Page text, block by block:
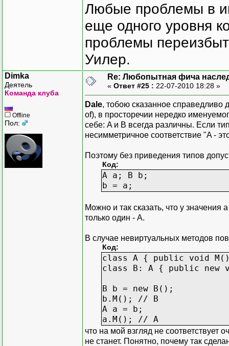
Любые проблемы в
еще одного уровня
проблемы
Уилер.
Dimka
Деятель
Команда клуба
Offline
Пол:
Re: Любопытная фича
« Ответ #25 : 22-07-2010 18:28 »
Dale, тобою сказанное
of), в просторечии нередко
себе: A и B всегда различны. Если
несимметричное соответствие "A -
Поэтому без приведения типов
Код:
A a; B b;
b = a;
Можно и так сказать, что у
только один - A.
В случае невиртуальных методов
Код:
class A { public void
class B: A { public new
B b = new B();
b.M(); // B
A a = b;
a.M(); // A
что на мой взгляд не соответствует
не станет. Понятно, почему так